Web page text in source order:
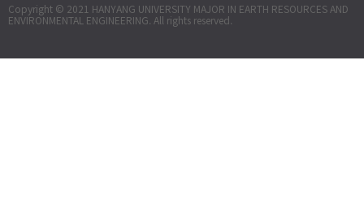
Copyright © 2021 HANYANG UNIVERSITY MAJOR IN EARTH RESOURCES AND
ENVIRONMENTAL ENGINEERING. All rights reserved.